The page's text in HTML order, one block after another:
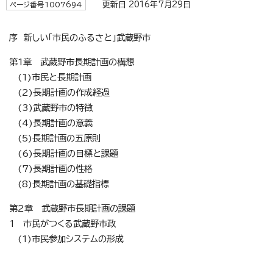
ページ番号1007694 更新日 2016年7月29日
序 新しい「市民のふるさと」武蔵野市
第1章 武蔵野市長期計画の構想
(1)市民と長期計画
(2)長期計画の作成経過
(3)武蔵野市の特徴
(4)長期計画の意義
(5)長期計画の五原則
(6)長期計画の目標と課題
(7)長期計画の性格
(8)長期計画の基礎指標
第2章 武蔵野市長期計画の課題
1 市民がつくる武蔵野市政
(1)市民参加システムの形成